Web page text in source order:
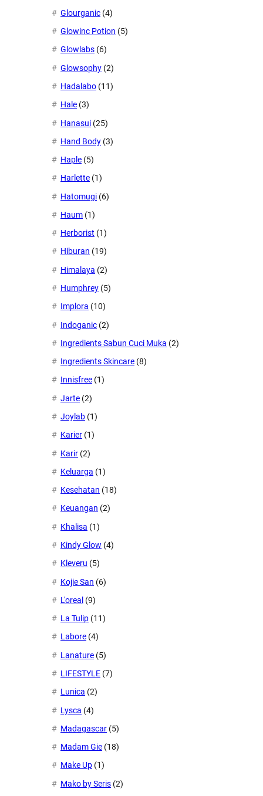
Glourganic (4)
Glowinc Potion (5)
Glowlabs (6)
Glowsophy (2)
Hadalabo (11)
Hale (3)
Hanasui (25)
Hand Body (3)
Haple (5)
Harlette (1)
Hatomugi (6)
Haum (1)
Herborist (1)
Hiburan (19)
Himalaya (2)
Humphrey (5)
Implora (10)
Indoganic (2)
Ingredients Sabun Cuci Muka (2)
Ingredients Skincare (8)
Innisfree (1)
Jarte (2)
Joylab (1)
Karier (1)
Karir (2)
Keluarga (1)
Kesehatan (18)
Keuangan (2)
Khalisa (1)
Kindy Glow (4)
Kleveru (5)
Kojie San (6)
L'oreal (9)
La Tulip (11)
Labore (4)
Lanature (5)
LIFESTYLE (7)
Lunica (2)
Lysca (4)
Madagascar (5)
Madam Gie (18)
Make Up (1)
Mako by Seris (2)